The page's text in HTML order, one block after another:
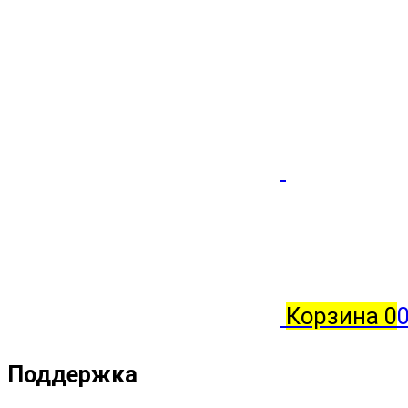
Корзина 0
Поддержка